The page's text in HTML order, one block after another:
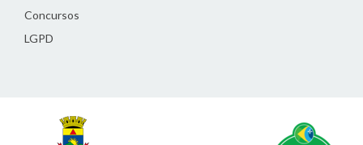
Concursos
LGPD